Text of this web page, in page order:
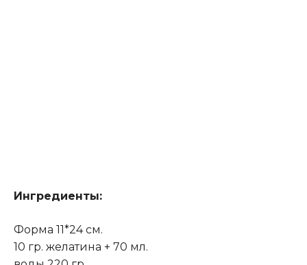
Ингредиенты:
Форма 11*24 см.
10 гр. желатина + 70 мл.